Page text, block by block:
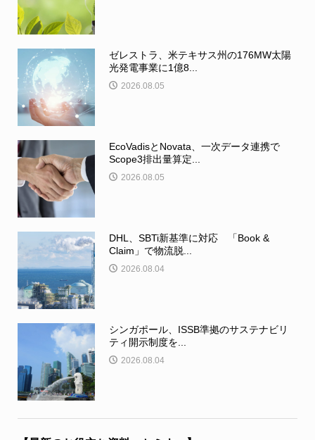
ゼレストラ、米テキサス州の176MW太陽
光発電事業に1億8...
2026.08.05
EcoVadisとNovata、一次データ連携で
Scope3排出量算定...
2026.08.05
DHL、SBTi新基準に対応 「Book &
Claim」で物流脱...
2026.08.04
シンガポール、ISSB準拠のサステナビリ
ティ開示制度を...
2026.08.04